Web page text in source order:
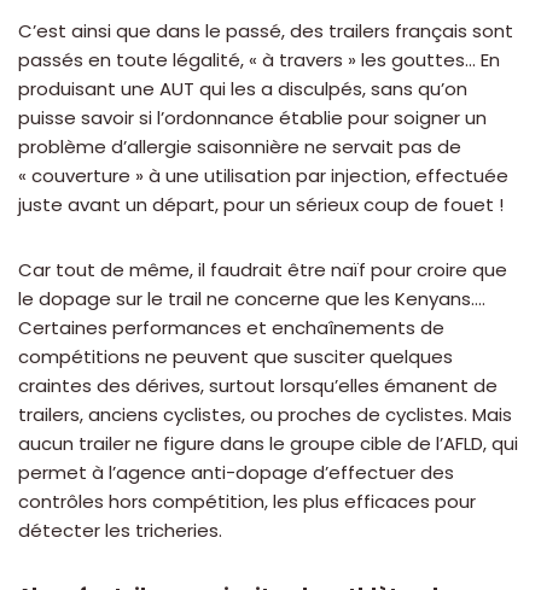
C’est ainsi que dans le passé, des trailers français sont
passés en toute légalité, « à travers » les gouttes… En
produisant une AUT qui les a disculpés, sans qu’on
puisse savoir si l’ordonnance établie pour soigner un
problème d’allergie saisonnière ne servait pas de
« couverture » à une utilisation par injection, effectuée
juste avant un départ, pour un sérieux coup de fouet !
Car tout de même, il faudrait être naïf pour croire que
le dopage sur le trail ne concerne que les Kenyans….
Certaines performances et enchaînements de
compétitions ne peuvent que susciter quelques
craintes des dérives, surtout lorsqu’elles émanent de
trailers, anciens cyclistes, ou proches de cyclistes. Mais
aucun trailer ne figure dans le groupe cible de l’AFLD, qui
permet à l’agence anti-dopage d’effectuer des
contrôles hors compétition, les plus efficaces pour
détecter les tricheries.